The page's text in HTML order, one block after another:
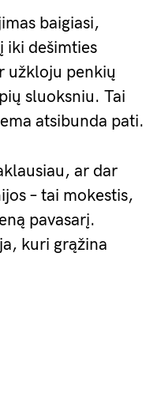
baigiasi,
iki dešimties
užkloju penkių
sluoksniu. Tai
atsibunda pati.
ar dar
– tai mokestis,
pavasarį.
kuri grąžina